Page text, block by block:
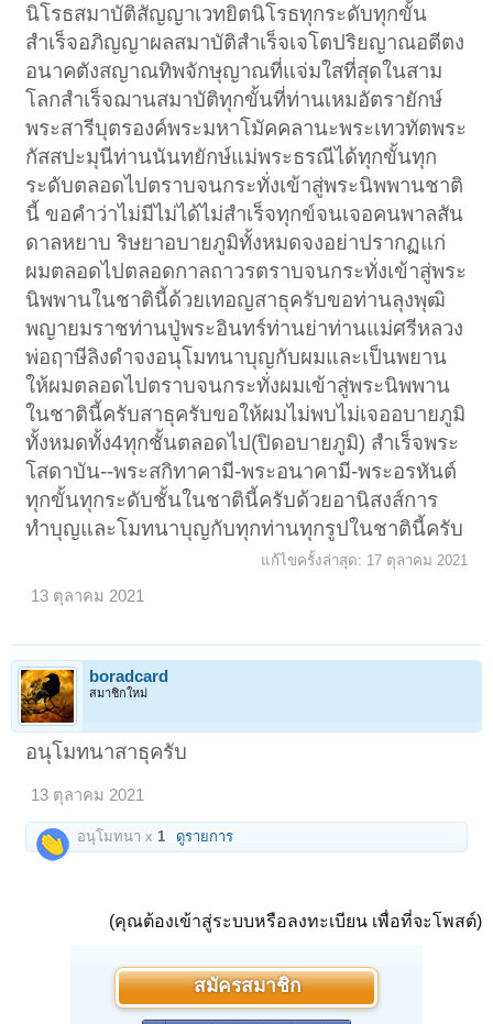
นิโรธสมาบัติสัญญาเวทยิตนิโรธทุกระดับทุกขั้น
สำเร็จอภิญญาผลสมาบัติสำเร็จเจโตปริยญาณอตีตง
อนาคตังสญาณทิพจักษุญาณที่แจ่มใสที่สุดในสาม
โลกสำเร็จฌานสมาบัติทุกขั้นที่ท่านเหมอัตรายักษ์
พระสารีบุตรองค์พระมหาโมัคคลานะพระเทวทัตพระ
กัสสปะมุนีท่านนันทยักษ์แม่พระธรณีได้ทุกขั้นทุก
ระดับตลอดไปตราบจนกระทั่งเข้าสู่พระนิพพานชาติ
นี้ ขอคำว่าไม่มีไม่ได้ไม่สำเร็จทุกข์จนเจอคนพาลสัน
ดาลหยาบ ริษยาอบายภูมิทั้งหมดจงอย่าปรากฏแก่
ผมตลอดไปตลอดกาลถาวรตราบจนกระทั่งเข้าสู่พระ
นิพพานในชาตินี้ด้วยเทอญสาธุครับขอท่านลุงพุฒิ
พญายมราชท่านปู่พระอินทร์ท่านย่าท่านแม่ศรีหลวง
พ่อฤาษีลิงดำจงอนุโมทนาบุญกับผมและเป็นพยาน
ให้ผมตลอดไปตราบจนกระทั่งผมเข้าสู่พระนิพพาน
ในชาตินี้ครับสาธุครับขอให้ผมไม่พบไม่เจออบายภูมิ
ทั้งหมดทั้ง4ทุกชั้นตลอดไป(ปิดอบายภูมิ) สำเร็จพระ
โสดาบัน--พระสกิทาคามี-พระอนาคามี-พระอรหันต์
ทุกขั้นทุกระดับชั้นในชาตินี้ครับด้วยอานิสงส์การ
ทำบุญและโมทนาบุญกับทุกท่านทุกรูปในชาตินี้ครับ
แก้ไขครั้งล่าสุด: 17 ตุลาคม 2021
13 ตุลาคม 2021
boradcard
สมาชิกใหม่
อนุโมทนาสาธุครับ
13 ตุลาคม 2021
อนุโมทนา x 1 ดูรายการ
(คุณต้องเข้าสู่ระบบหรือลงทะเบียน เพื่อที่จะโพสต์)
สมัครสมาชิก